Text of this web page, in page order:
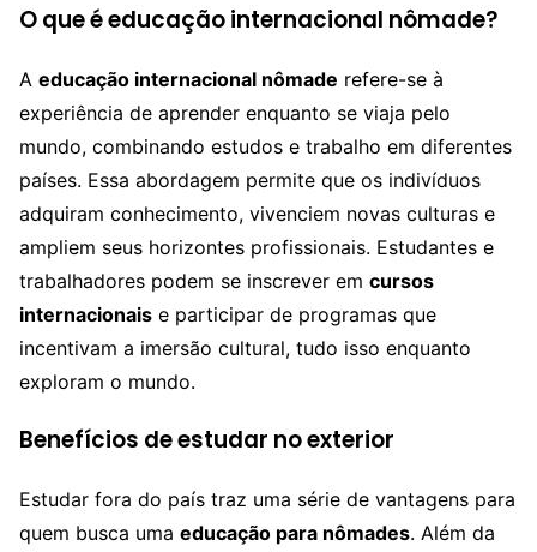
O que é educação internacional nômade?
A educação internacional nômade refere-se à
experiência de aprender enquanto se viaja pelo
mundo, combinando estudos e trabalho em diferentes
países. Essa abordagem permite que os indivíduos
adquiram conhecimento, vivenciem novas culturas e
ampliem seus horizontes profissionais. Estudantes e
trabalhadores podem se inscrever em cursos
internacionais e participar de programas que
incentivam a imersão cultural, tudo isso enquanto
exploram o mundo.
Benefícios de estudar no exterior
Estudar fora do país traz uma série de vantagens para
quem busca uma educação para nômades. Além da